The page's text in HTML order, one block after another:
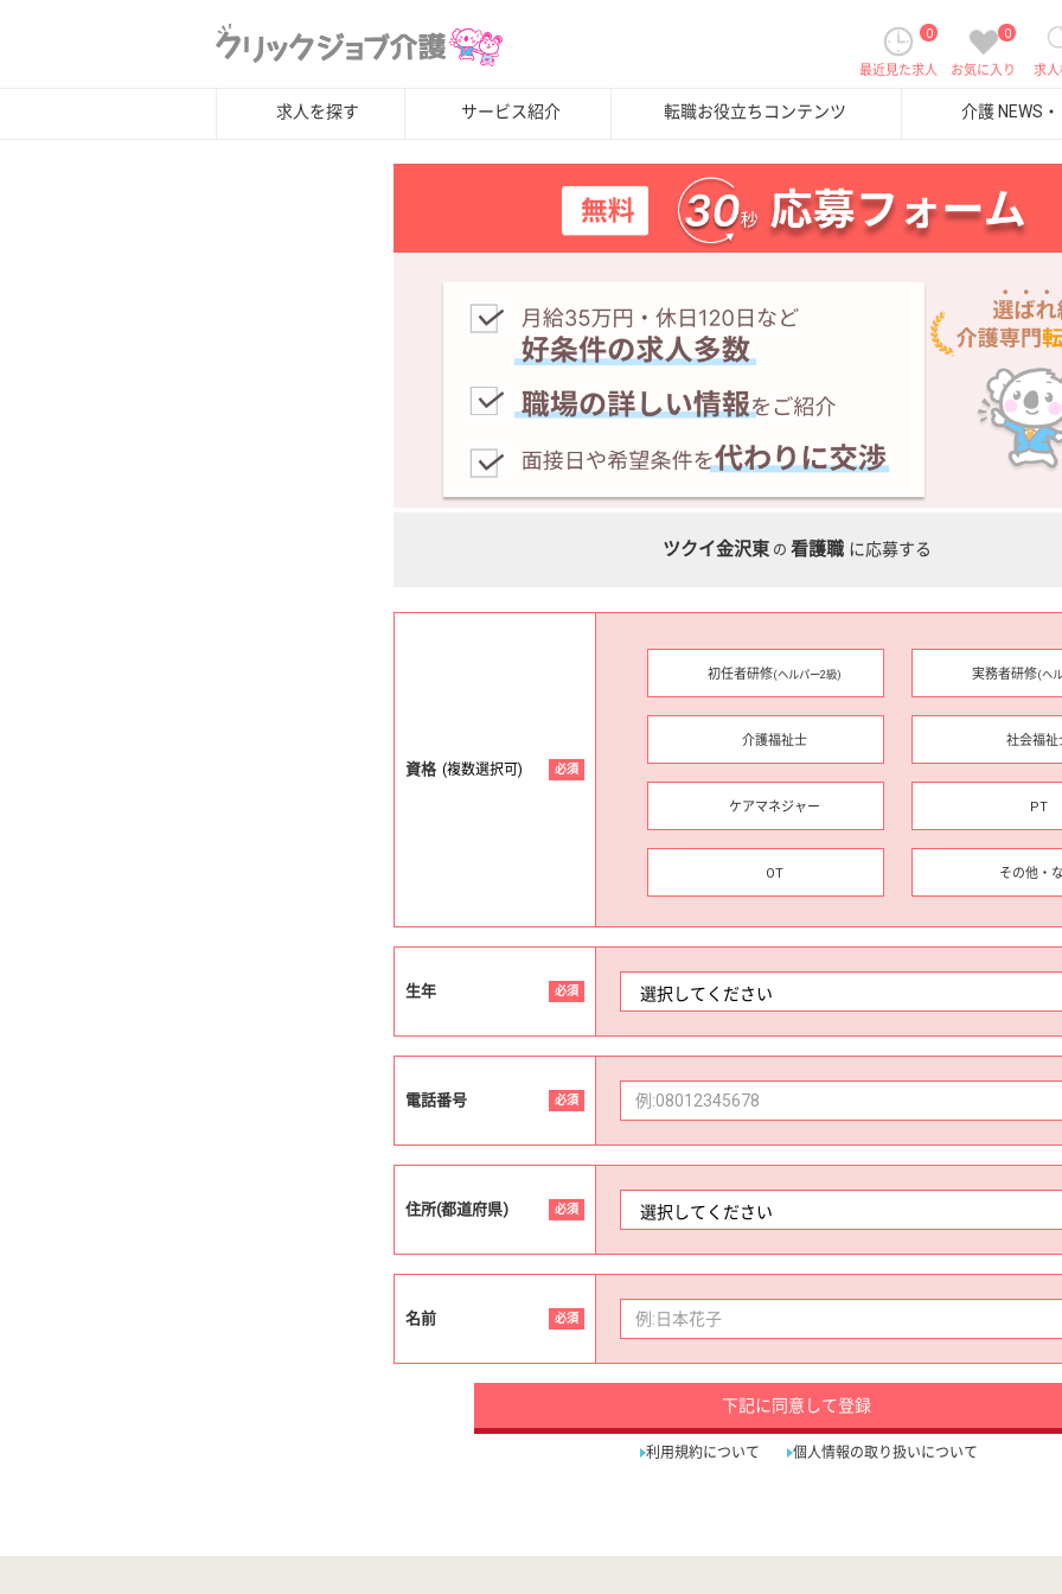
求
0
お気に入り
0
最近見た求人
求人を探す サービス紹介 転職お役立ちコンテンツ 介護 NEWS
ツクイ金沢東の 看護職 に応募する
資格 (複数選択可) 必須
初任者研修(ヘルパー2級) 実務者研修(ヘ
介護福祉士 社会福祉
ケアマネジャー PT
OT その他・
生年 必須
電話番号 必須
住所(都道府県) 必須
名前 必須
下記に同意して登録
利用規約について 個人情報の取り扱いについて